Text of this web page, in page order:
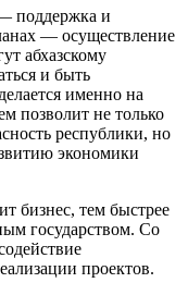
поддержка и
— осуществление
абхазскому
и быть
именно на
позволит не только
республики, но
экономики
бизнес, тем быстрее
государством. Со
проектов.